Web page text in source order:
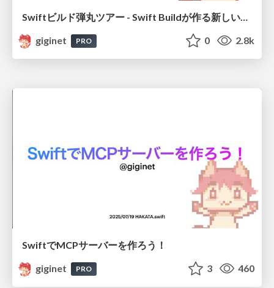
Swiftビルド弾丸ツアー - Swift Buildが作る新しいエコシステム
giginet
PRO 0 2.8k
SwiftでMCPサーバーを作ろう！
giginet
PRO 3 460